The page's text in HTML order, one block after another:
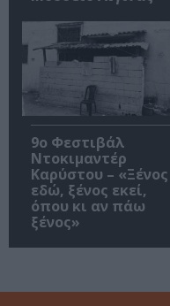
9ο Φεστιβάλ
Ντοκιμαντέρ
Καρύστου – «Ξένος
εδώ, ξένος εκεί,
όπου κι αν πάω
ξένος»